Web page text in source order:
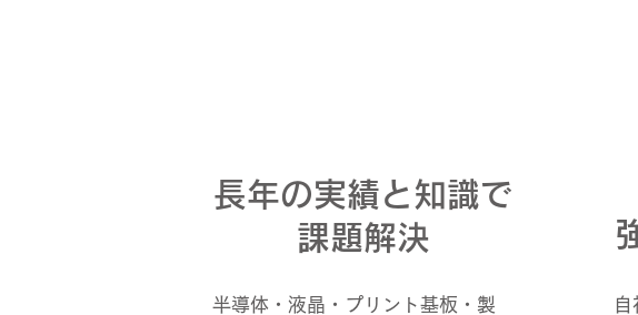
長年の実績と知識で
課題解決
半導体・液晶・プリント基板・製